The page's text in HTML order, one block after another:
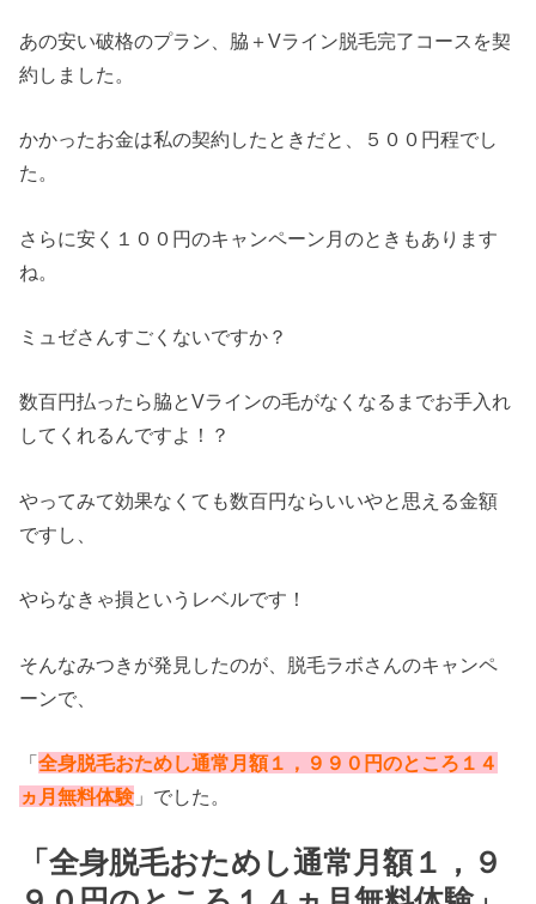
あの安い破格のプラン、脇＋Vライン脱毛完了コースを契
約しました。
かかったお金は私の契約したときだと、５００円程でし
た。
さらに安く１００円のキャンペーン月のときもあります
ね。
ミュゼさんすごくないですか？
数百円払ったら脇とVラインの毛がなくなるまでお手入れ
してくれるんですよ！？
やってみて効果なくても数百円ならいいやと思える金額
ですし、
やらなきゃ損というレベルです！
そんなみつきが発見したのが、脱毛ラボさんのキャンペ
ーンで、
「全身脱毛おためし通常月額１，９９０円のところ１４
ヵ月無料体験」でした。
「全身脱毛おためし通常月額１，９